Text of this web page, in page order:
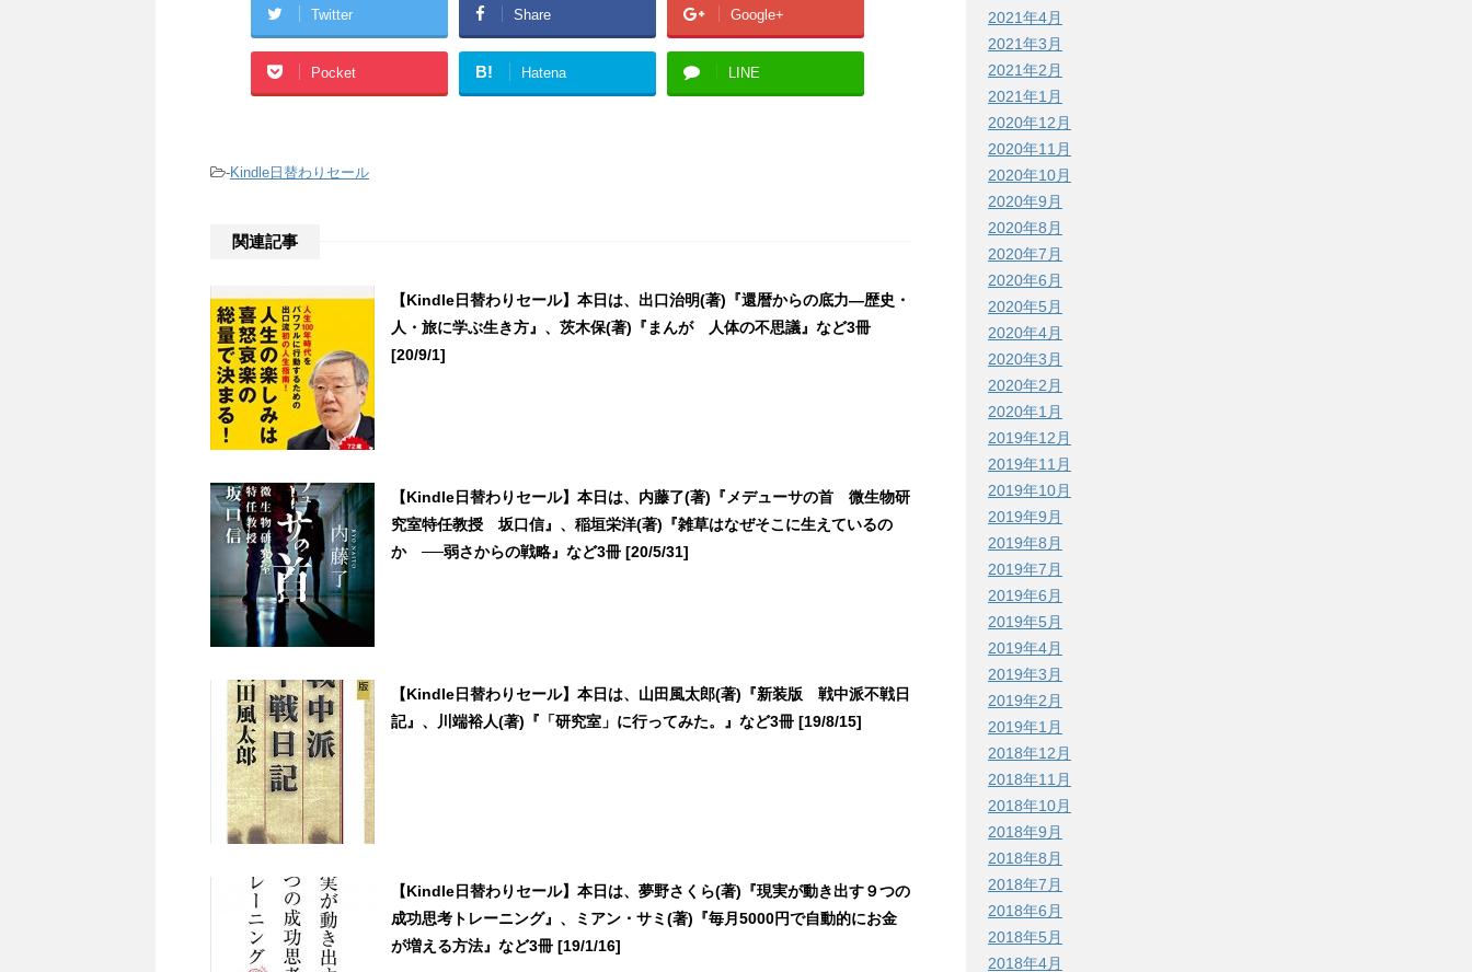
Twitter Share Google+
Pocket B! Hatena LINE
-Kindle日替わりセール
関連記事
【Kindle日替わりセール】本日は、出口治明(著)『還暦からの底力―歴史・
人・旅に学ぶ生き方』、茨木保(著)『まんが 人体の不思議』など3冊
[20/9/1]
【Kindle日替わりセール】本日は、内藤了(著)『メデューサの首 微生物研
究室特任教授 坂口信』、稲垣栄洋(著)『雑草はなぜそこに生えているの
か ──弱さからの戦略』など3冊 [20/5/31]
【Kindle日替わりセール】本日は、山田風太郎(著)『新装版 戦中派不戦日
記』、川端裕人(著)『「研究室」に行ってみた。』など3冊 [19/8/15]
【Kindle日替わりセール】本日は、夢野さくら(著)『現実が動き出す９つの
成功思考トレーニング』、ミアン・サミ(著)『毎月5000円で自動的にお金
が増える方法』など3冊 [19/1/16]
2021年4月
2021年3月
2021年2月
2021年1月
2020年12月
2020年11月
2020年10月
2020年9月
2020年8月
2020年7月
2020年6月
2020年5月
2020年4月
2020年3月
2020年2月
2020年1月
2019年12月
2019年11月
2019年10月
2019年9月
2019年8月
2019年7月
2019年6月
2019年5月
2019年4月
2019年3月
2019年2月
2019年1月
2018年12月
2018年11月
2018年10月
2018年9月
2018年8月
2018年7月
2018年6月
2018年5月
2018年4月